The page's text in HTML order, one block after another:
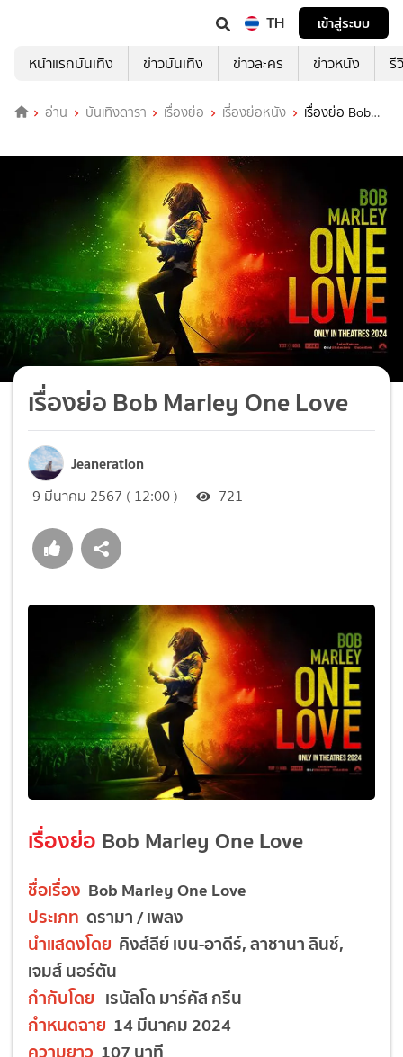
TH
เข้าสู่ระบบ
หน้าแรกบันเทิง
ข่าวบันเทิง ข่าวละคร ข่าวหนัง รี
อ่าน บันเทิงดารา เรื่องย่อ เรื่องย่อหนัง
เรื่องย่อ Bob
เรื่องย่อ Bob Marley One Love
Jeaneration
9 มีนาคม 2567 ( 12:00 ) 721
เรื่องย่อ Bob Marley One Love
ชื่อเรื่อง Bob Marley One Love
ประเภท ดรามา / เพลง
นำแสดงโดย คิงส์ลีย์ เบน-อาดีร์, ลาชานา ลินช์,
เจมส์ นอร์ตัน
กำกับโดย เรนัลโด มาร์คัส กรีน
กำหนดฉาย 14 มีนาคม 2024
ความยาว 107 นาที